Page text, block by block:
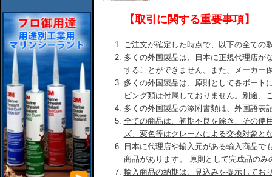
【取引に関する重要事項】
ご注文が確定した時点で、以下の全ての
多くの外国製品は、日本に正規代理店が
することができません。また、メーカー
多くの外国製品は、原則として各ボート
ピング類は付属しておりません。別途、
多くの外国製品の添附書類は、外国語表
全ての商品は、初期不良を除き、その使
ズ、変色等はクレームによる交換対象と
日本に代理店や輸入元がある輸入商品で
商品があります。 原則として完成品のみ
輸入商品の納期は、見込みを提示してお